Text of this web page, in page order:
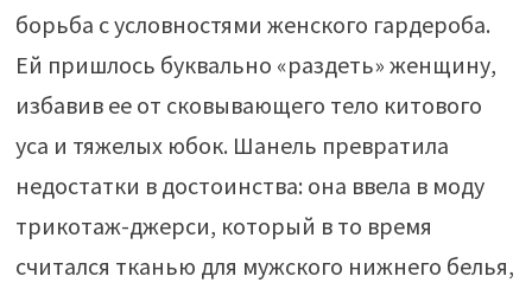
борьба с условностями женского гардероба.
Ей пришлось буквально «раздеть» женщину,
избавив ее от сковывающего тело китового
уса и тяжелых юбок. Шанель превратила
недостатки в достоинства: она ввела в моду
трикотаж-джерси, который в то время
считался тканью для мужского нижнего белья,